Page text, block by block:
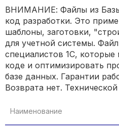
ВНИМАНИЕ: Файлы из
код разработки. Это
шаблоны, заготовки,
для учетной системы.
специалистов 1С, которые
коде и оптимизировать
базе данных. Гарантии
Возврата нет.
Наименование